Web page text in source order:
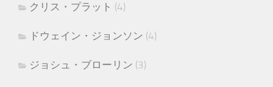
クリス・プラット (4)
ドウェイン・ジョンソン (4)
ジョシュ・ブローリン (3)